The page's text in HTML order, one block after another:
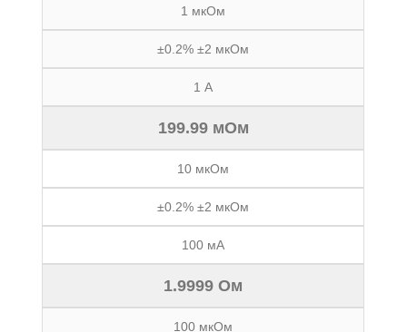
1 мкОм
±0.2% ±2 мкОм
1 А
199.99 мОм
10 мкОм
±0.2% ±2 мкОм
100 мА
1.9999 Ом
100 мкОм